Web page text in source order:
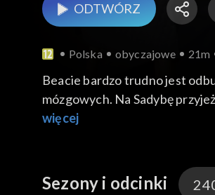
ODTWÓRZ
Polska obyczajowe 21m
Beacie bardzo trudno jest
mózgowych. Na Sadybę
więcej
Sezony i odcinki